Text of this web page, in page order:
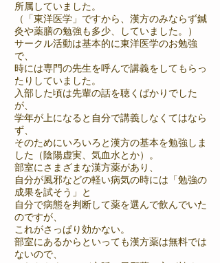
所属していました。
（「東洋医学」ですから、漢方のみならず鍼
灸や薬膳の勉強も多少、していました。）
サークル活動は基本的に東洋医学のお勉強
で、
時には専門の先生を呼んで講義をしてもらっ
たりしていました。
入部した頃は先輩の話を聴くばかりでした
が、
学年が上になると自分で講義しなくてはなら
ず、
そのためにいろいろと漢方の基本を勉強しま
した（陰陽虚実、気血水とか）。
部室にさまざまな漢方薬があり、
自分が風邪などの軽い病気の時には「勉強の
成果を試そう」と
自分で病態を判断して薬を選んで飲んでいた
のですが、
これがさっぱり効かない。
部室にあるからといっても漢方薬は無料では
ないので、